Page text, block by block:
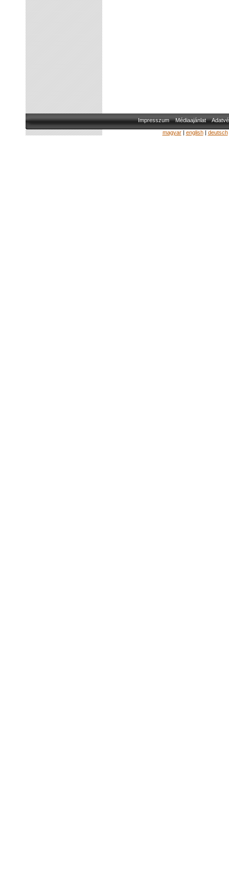
Impresszum Médiaajánlat
magyar| english| deutsch